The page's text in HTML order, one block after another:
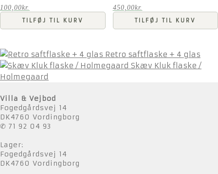
100,00kr.
TILFØJ TIL KURV
450,00kr.
TILFØJ TIL KURV
Retro saftflaske + 4 glas
Skæv Kluk flaske /
Holmegaard
Villa & Vejbod
Fogedgårdsvej 14
DK4760 Vordingborg
✆ 71 92 04 93
Lager:
Fogedgårdsvej 14
DK4760 Vordingborg